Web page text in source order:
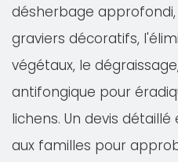
désherbage
graviers décoratifs,
végétaux, le
antifongique pour
lichens. Un devis
aux familles pour